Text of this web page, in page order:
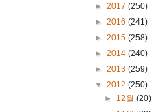
► 2017 (250)
► 2016 (241)
► 2015 (258)
► 2014 (240)
► 2013 (259)
▼ 2012 (250)
► 12월(20)